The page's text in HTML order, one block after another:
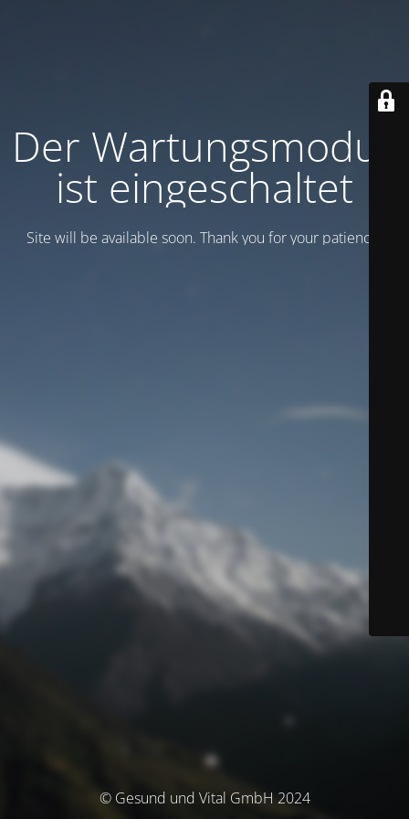
Der Wartungsmodus
ist eingeschaltet
Site will be available soon. Thank you for your patience!
© Gesund und Vital GmbH 2024